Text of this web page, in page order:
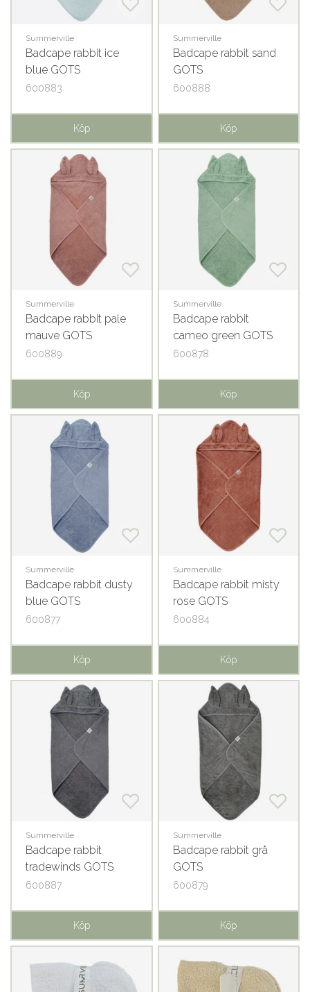
Summerville
Badcape rabbit ice
blue GOTS
600883
Köp
Summerville
Badcape rabbit sand
GOTS
600888
Köp
Summerville
Badcape rabbit pale
mauve GOTS
600889
Köp
Summerville
Badcape rabbit
cameo green GOTS
600878
Köp
Summerville
Badcape rabbit dusty
blue GOTS
600877
Köp
Summerville
Badcape rabbit misty
rose GOTS
600884
Köp
Summerville
Badcape rabbit
tradewinds GOTS
600887
Köp
Summerville
Badcape rabbit grå
GOTS
600879
Köp